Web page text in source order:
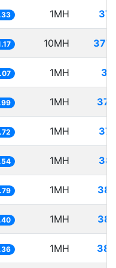
1MH
10MH
1MH
1MH
1MH
1MH
1MH
1MH
1MH